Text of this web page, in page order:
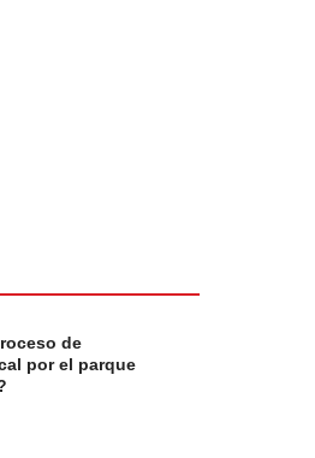
de
por el parque